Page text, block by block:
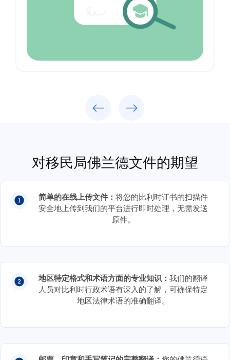
对移民局佛兰德文件的期望
简单的在线上传文件：将您的比利时证书的扫描件
安全地上传到我们的平台进行即时处理，无需发送
原件。
地区特定格式和术语方面的专业知识：我们的翻译
人员对比利时行政术语有深入的了解，可确保特定
地区法律术语的准确翻译。